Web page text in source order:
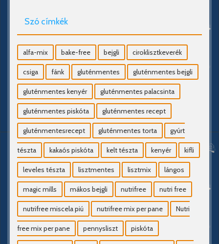
Szó címkék
alfa-mix bake-free bejgli ciroklisztkeverék
csiga fánk gluténmentes gluténmentes bejgli
gluténmentes kenyér gluténmentes palacsinta
gluténmentes piskóta gluténmentes recept
gluténmentesrecept gluténmentes torta gyúrt
tészta kakaós piskóta kelt tészta kenyér kifli
leveles tészta lisztmentes lisztmix lángos
magic mills mákos bejgli nutrifree nutri free
nutrifree miscela piú nutrifree mix per pane Nutri
free mix per pane pennysliszt piskóta